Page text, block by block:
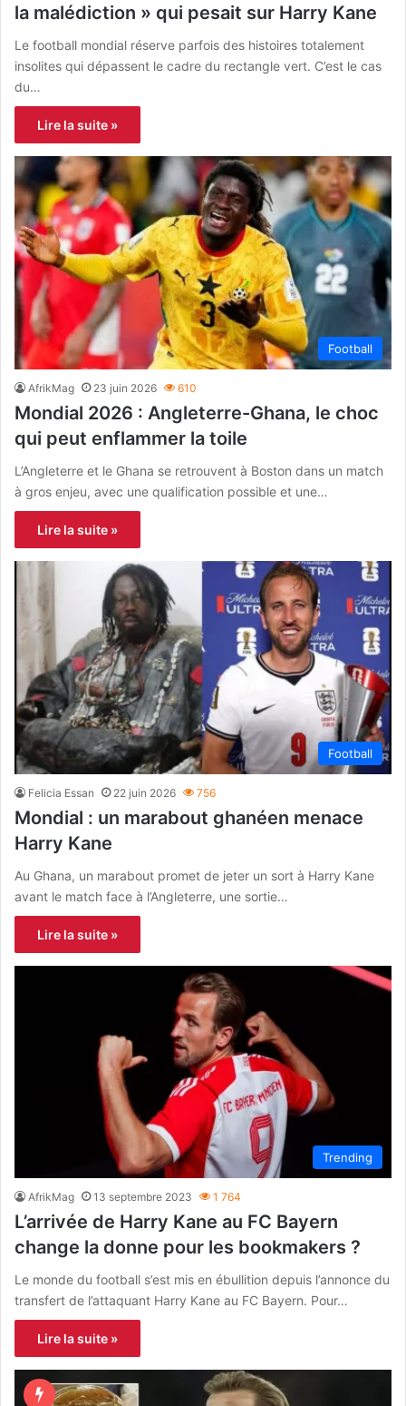
la malédiction » qui pesait sur Harry Kane
Le football mondial réserve parfois des histoires totalement
insolites qui dépassent le cadre du rectangle vert. C’est le cas
du…
Lire la suite »
Football
AfrikMag 23 juin 2026 610
Mondial 2026 : Angleterre-Ghana, le choc
qui peut enflammer la toile
L’Angleterre et le Ghana se retrouvent à Boston dans un match
à gros enjeu, avec une qualification possible et une…
Lire la suite »
Football
Felicia Essan 22 juin 2026 756
Mondial : un marabout ghanéen menace
Harry Kane
Au Ghana, un marabout promet de jeter un sort à Harry Kane
avant le match face à l’Angleterre, une sortie…
Lire la suite »
Trending
AfrikMag 13 septembre 2023 1 764
L’arrivée de Harry Kane au FC Bayern
change la donne pour les bookmakers ?
Le monde du football s’est mis en ébullition depuis l’annonce du
transfert de l’attaquant Harry Kane au FC Bayern. Pour…
Lire la suite »